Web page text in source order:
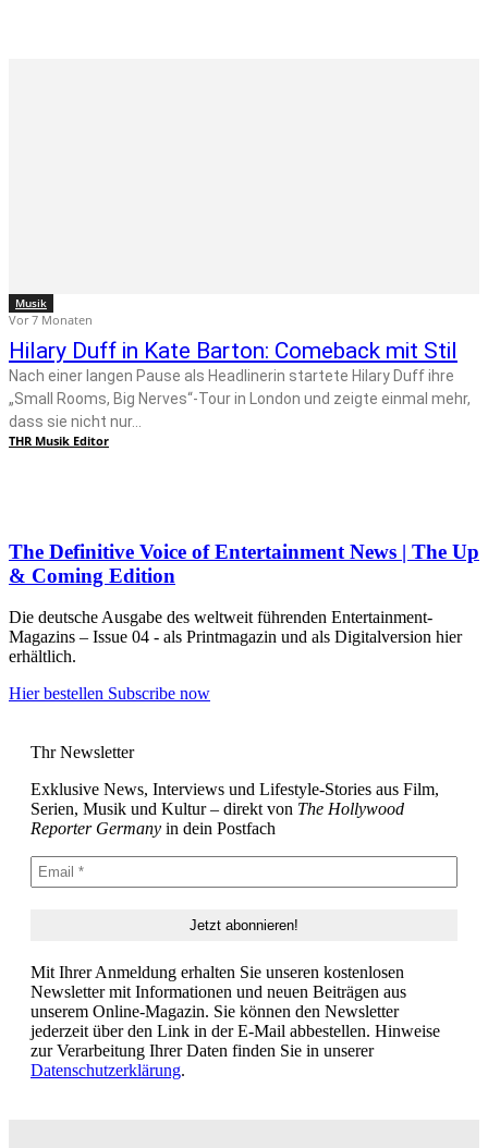
Musik
Vor 7 Monaten
Hilary Duff in Kate Barton: Comeback mit Stil
Nach einer langen Pause als Headlinerin startete Hilary Duff ihre
„Small Rooms, Big Nerves“-Tour in London und zeigte einmal mehr,
dass sie nicht nur...
THR Musik Editor
The Definitive Voice of Entertainment News | The Up
& Coming Edition
Die deutsche Ausgabe des weltweit führenden Entertainment-
Magazins – Issue 04 - als Printmagazin und als Digitalversion hier
erhältlich.
Hier bestellen Subscribe now
Thr Newsletter
Exklusive News, Interviews und Lifestyle-Stories aus Film,
Serien, Musik und Kultur – direkt von The Hollywood
Reporter Germany in dein Postfach
Mit Ihrer Anmeldung erhalten Sie unseren kostenlosen
Newsletter mit Informationen und neuen Beiträgen aus
unserem Online-Magazin. Sie können den Newsletter
jederzeit über den Link in der E-Mail abbestellen. Hinweise
zur Verarbeitung Ihrer Daten finden Sie in unserer
Datenschutzerklärung.